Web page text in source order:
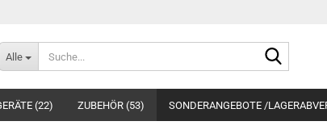
Alle
(22) ZUBEHÖR (53) SONDERANGEBOTE /